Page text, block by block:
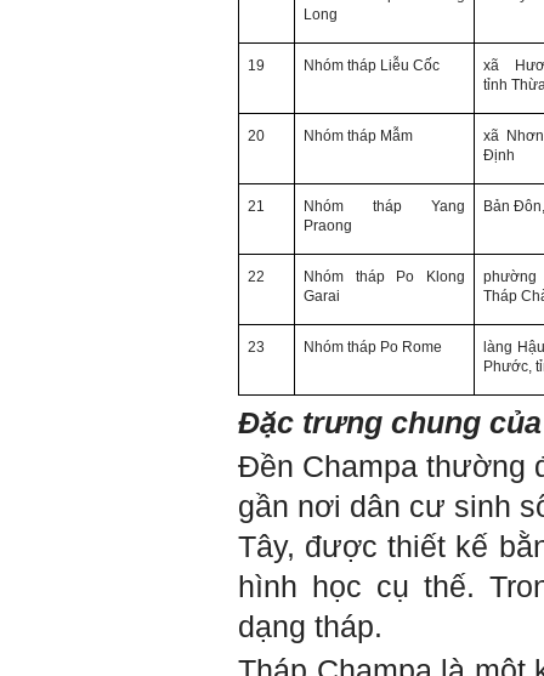
Long
19 Nhómtháp Liễu Cốc
xã
tỉnh
20 Nhómtháp Mẫm
xã
Định
21 Nhóm tháp Yang
Praong
Bản
22 Nhóm tháp Po Klong
Garai
Tháp
23 Nhómtháp Po Rome
làng
Phước ,
Đặc trưng chung
Đền Champa thường
gần nơi dân cư sinh
Tây, được thiết kế
hình học cụ thế.
dạng tháp.